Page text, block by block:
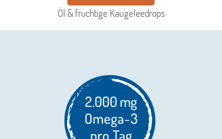
Öl & fruchtige Kaugeleedrops